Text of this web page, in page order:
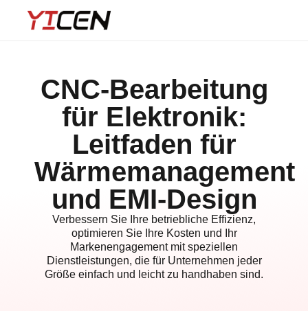
CNC-Bearbeitung
für Elektronik:
Leitfaden für
Wärmemanagement
und EMI-Design
Verbessern Sie Ihre betriebliche Effizienz,
optimieren Sie Ihre Kosten und Ihr
Markenengagement mit speziellen
Dienstleistungen, die für Unternehmen jeder
Größe einfach und leicht zu handhaben sind.